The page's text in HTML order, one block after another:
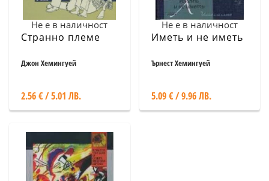
Не е в наличност
Странно племе
Джон Хемингуей
2.56 € / 5.01 ЛВ.
Не е в наличност
Иметь и не иметь
Ърнест Хемингуей
5.09 € / 9.96 ЛВ.